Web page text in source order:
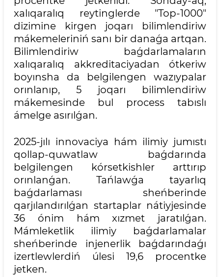
xalıqaralıq reytinglerde "Top-1000"
dizimine kirgen joqarı bilimlendiriw
mákemeleriniń sanı bir danaǵa artqan.
Bilimlendiriw baǵdarlamaların
xalıqaralıq akkreditaciyadan ótkeriw
boyınsha da belgilengen wazıypalar
orınlanıp, 5 joqarı bilimlendiriw
mákemesinde bul process tabıslı
ámelge asırılǵan.
2025-jılı innovaciya hám ilimiy jumıstı
qollap-quwatlaw baǵdarında
belgilengen kórsetkishler arttırıp
orınlanǵan. Tańlawǵa tayarlıq
baǵdarlaması sheńberinde
qarjılandırılǵan startaplar nátiyjesinde
36 ónim hám xızmet jaratılǵan.
Mámleketlik ilimiy baǵdarlamalar
sheńberinde injenerlik baǵdarındaǵı
izertlewlerdiń úlesi 19,6 procentke
jetken.